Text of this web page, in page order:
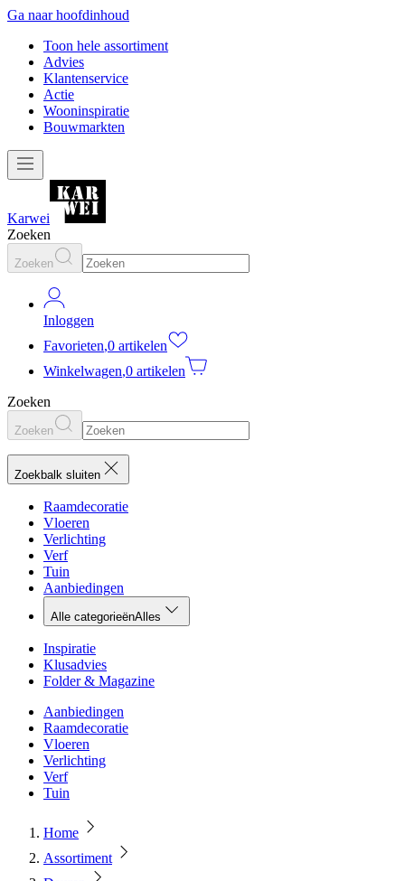
Ga naar hoofdinhoud
Toon hele assortiment
Advies
Klantenservice
Actie
Wooninspiratie
Bouwmarkten
Karwei
Zoeken
Zoeken
Inloggen
Favorieten,0 artikelen
Winkelwagen,0 artikelen
Zoeken
Zoeken
Zoekbalk sluiten
Raamdecoratie
Vloeren
Verlichting
Verf
Tuin
Aanbiedingen
Alle categorieënAlles
Inspiratie
Klusadvies
Folder & Magazine
Aanbiedingen
Raamdecoratie
Vloeren
Verlichting
Verf
Tuin
Home
Assortiment